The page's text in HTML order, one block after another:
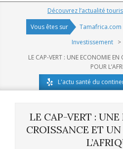
Navigation
Découvrez l’actualité
Vous êtes sur
Tamafrica.com
Investissement >
LE CAP-VERT : UNE ECONOMIE EN
POUR
L'actu santé du
LE CAP-VERT :
CROISSANCE ET